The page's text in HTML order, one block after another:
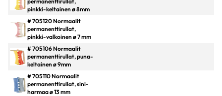
pinkki-keltainen ø 8mm
# 705120 Normaalit
permanenttirullat,
pinkki-valkoinen ø 7 mm
# 705106 Normaalit
permanenttirullat, puna-
keltainen ø 9mm
# 705110 Normaalit
permanenttirullat, sini-
harmaa ø 13 mm